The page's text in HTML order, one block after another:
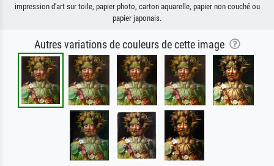
impression d'art sur toile, papier photo, carton aquarelle, papier non couché ou
papier japonais.
Autres variations de couleurs de cette image